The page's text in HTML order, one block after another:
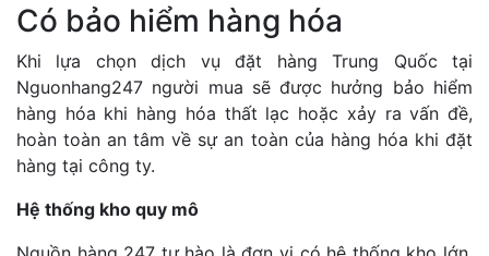
Có bảo hiểm hàng hóa
Khi lựa chọn dịch vụ đặt hàng Trung Quốc tại
Nguonhang247 người mua sẽ được hưởng bảo hiểm
hàng hóa khi hàng hóa thất lạc hoặc xảy ra vấn đề,
hoàn toàn an tâm về sự an toàn của hàng hóa khi đặt
hàng tại công ty.
Hệ thống kho quy mô